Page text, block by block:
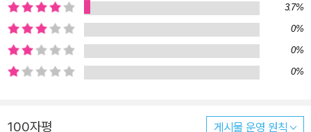
다.
3.7%
0%
0%
0%
100자평 게시물 운영 원칙